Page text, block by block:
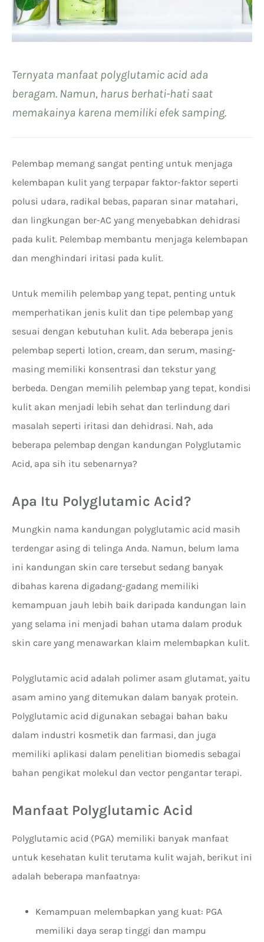
Ternyata manfaat polyglutamic acid ada
beragam. Namun, harus berhati-hati saat
memakainya karena memiliki efek samping.
Pelembap memang sangat penting untuk menjaga
kelembapan kulit yang terpapar faktor-faktor seperti
polusi udara, radikal bebas, paparan sinar matahari,
dan lingkungan ber-AC yang menyebabkan dehidrasi
pada kulit. Pelembap membantu menjaga kelembapan
dan menghindari iritasi pada kulit.
Untuk memilih pelembap yang tepat, penting untuk
memperhatikan jenis kulit dan tipe pelembap yang
sesuai dengan kebutuhan kulit. Ada beberapa jenis
pelembap seperti lotion, cream, dan serum, masing-
masing memiliki konsentrasi dan tekstur yang
berbeda. Dengan memilih pelembap yang tepat, kondisi
kulit akan menjadi lebih sehat dan terlindung dari
masalah seperti iritasi dan dehidrasi. Nah, ada
beberapa pelembap dengan kandungan Polyglutamic
Acid, apa sih itu sebenarnya?
Apa Itu Polyglutamic Acid?
Mungkin nama kandungan polyglutamic acid masih
terdengar asing di telinga Anda. Namun, belum lama
ini kandungan skin care tersebut sedang banyak
dibahas karena digadang-gadang memiliki
kemampuan jauh lebih baik daripada kandungan lain
yang selama ini menjadi bahan utama dalam produk
skin care yang menawarkan klaim melembapkan kulit.
Polyglutamic acid adalah polimer asam glutamat, yaitu
asam amino yang ditemukan dalam banyak protein.
Polyglutamic acid digunakan sebagai bahan baku
dalam industri kosmetik dan farmasi, dan juga
memiliki aplikasi dalam penelitian biomedis sebagai
bahan pengikat molekul dan vector pengantar terapi.
Manfaat Polyglutamic Acid
Polyglutamic acid (PGA) memiliki banyak manfaat
untuk kesehatan kulit terutama kulit wajah, berikut ini
adalah beberapa manfaatnya:
Kemampuan melembapkan yang kuat: PGA
memiliki daya serap tinggi dan mampu